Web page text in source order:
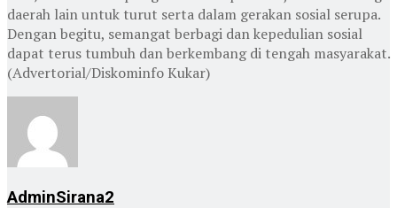
daerah lain untuk turut serta dalam gerakan sosial serupa.
Dengan begitu, semangat berbagi dan kepedulian sosial
dapat terus tumbuh dan berkembang di tengah masyarakat.
(Advertorial/Diskominfo Kukar)
AdminSirana2